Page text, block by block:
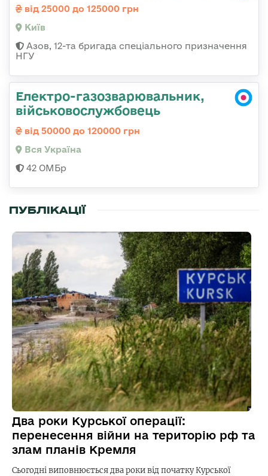
від 25000 до 125000 грн
Київ
Азов, 12-та бригада спеціального призначення
НГУ
Електро-газозварювальник,
військовослужбовець
від 50000 до 120000 грн
Вся Україна
42 ОМБр
ПУБЛІКАЦІЇ
Два роки Курської операції:
перенесення війни на територію рф та
злам планів Кремля
Сьогодні виповнюється два роки від початку Курської